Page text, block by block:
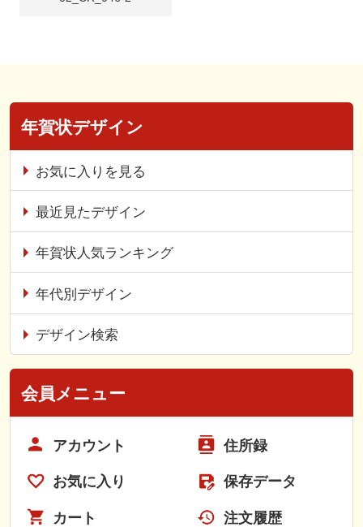
年賀状デザイン
お気に入りを見る
最近見たデザイン
年賀状人気ランキング
年代別デザイン
デザイン検索
会員メニュー
アカウント 住所録
お気に入り 保存データ
カート 注文履歴